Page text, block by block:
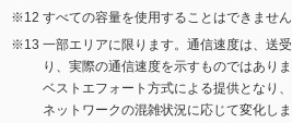
すべての容量を使用することはできません
一部エリアに限ります。通信速度は、送
り、実際の通信速度を示すものではありま
ベストエフォート方式による提供となり
ネットワークの混雑状況に応じて変化しま